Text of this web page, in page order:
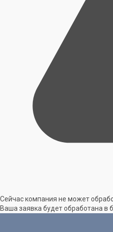
Сейчас компания не может
Ваша заявка будет обработана